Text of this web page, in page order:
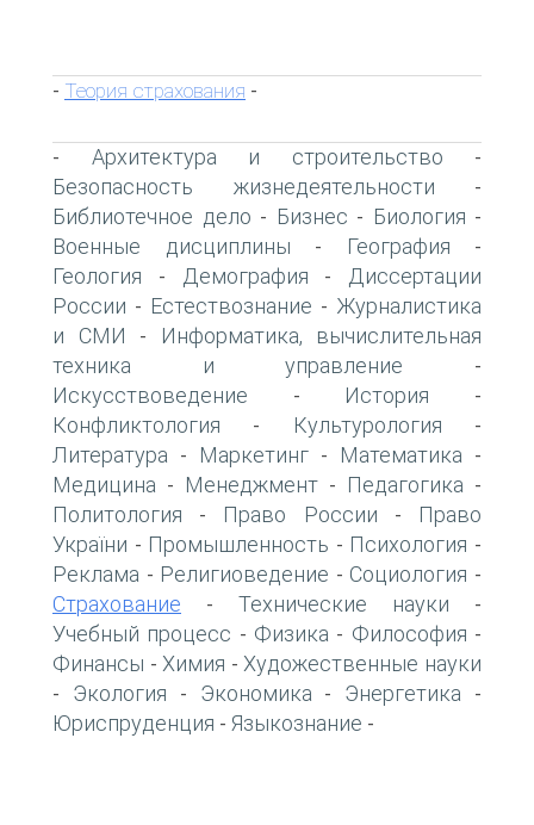
- Теория страхования -
- Архитектура и строительство -
Безопасность жизнедеятельности -
Библиотечное дело - Бизнес - Биология -
Военные дисциплины - География -
Геология - Демография -
Диссертации
России - Естествознание - Журналистика
и СМИ -
Информатика, вычислительная
техника и управление -
Искусствоведение - История -
Конфликтология - Культурология -
Литература - Маркетинг - Математика -
Медицина - Менеджмент - Педагогика -
Политология - Право России -
Право
України - Промышленность - Психология -
Реклама - Религиоведение - Социология -
Страхование - Технические науки -
Учебный процесс - Физика - Философия -
Финансы - Химия - Художественные науки
- Экология - Экономика - Энергетика -
Юриспруденция - Языкознание -